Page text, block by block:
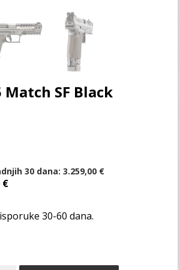
SF Black
30 dana:3.259,00 €
€
30-60 dana.